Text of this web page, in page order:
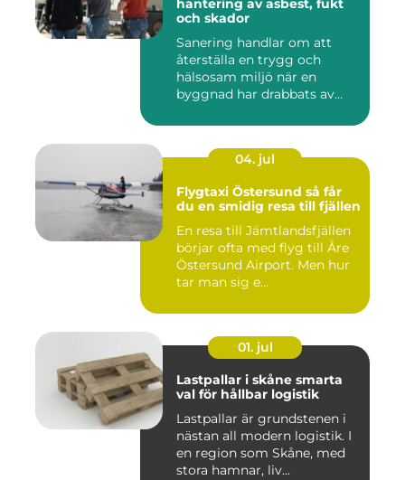
hantering av asbest, fukt
och skador
Sanering handlar om att
återställa en trygg och
hälsosam miljö när en
byggnad har drabbats av
04. jul
Flygtaxi Östersund så får
du en smidig resa till fjällen
En resa till Jämtlandsfjällen
börjar ofta med flyg till Åre
Östersund Airport. Men hur
tar man sig e...
01. jul
Lastpallar i skåne smarta
val för hållbar logistik
Lastpallar är grundstenen i
nästan all modern logistik. I
en region som Skåne, med
stora hamnar, liv...